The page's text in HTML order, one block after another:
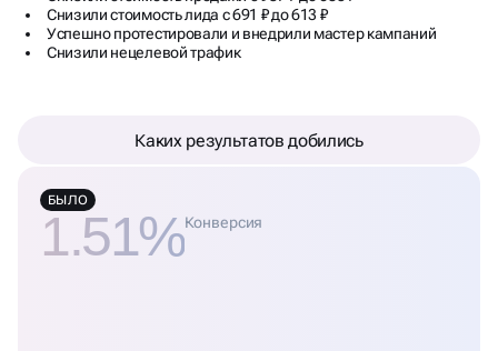
Снизили стоимость лида с 691 ₽ до 613 ₽
Успешно протестировали и внедрили мастер кампаний
Снизили нецелевой трафик
Каких результатов добились
БЫЛО
1.51%Конверсия